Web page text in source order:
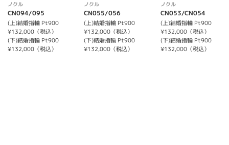
ノクル
CN094/095
(上)結婚指輪 Pt900
¥132,000（税込）
(下)結婚指輪 Pt900
¥132,000（税込）
ノクル
CN055/056
(上)結婚指輪 Pt900
¥132,000（税込）
(下)結婚指輪 Pt900
¥132,000（税込）
ノクル
CN053/CN054
(上)結婚指輪 Pt900
¥132,000（税込）
(下)結婚指輪 Pt900
¥132,000（税込）